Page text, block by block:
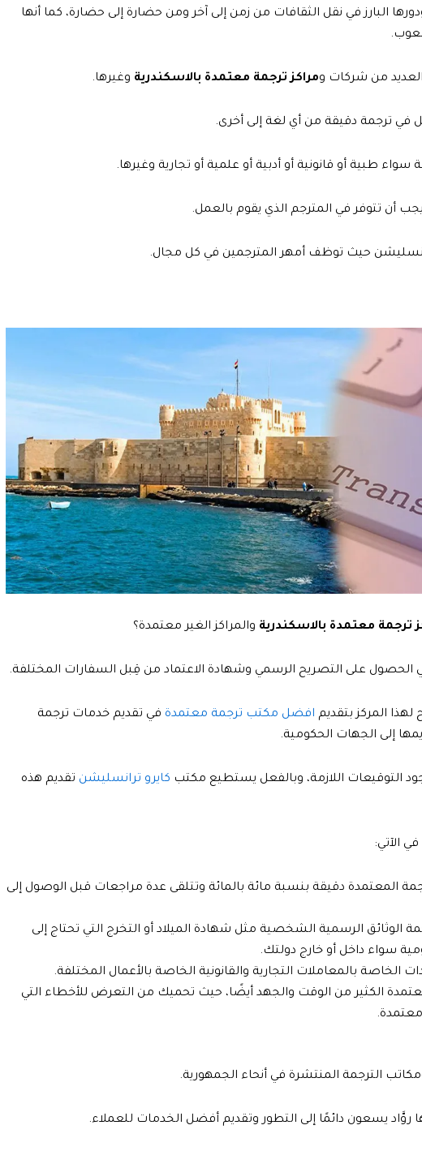
البارز في نقل الثقافات من زمن إلى آخر ومن حضارة إلى حضارة، كما أنها
من شركات ومراكز ترجمة معتمدة بالاسكندرية وغيرها.
في ترجمة دقيقة من أي لغة إلى أخرى.
طبية أو قانونية أو أدبية أو علمية أو تجارية وغيرها.
أن تتوفر في المترجم الذي يقوم بالعمل.
حيث توظف أمهر المترجمين في كل مجال.
ترجمة معتمدة بالاسكندرية والمراكز الغير معتمدة؟
الحصول على التصريح الرسمي وشهادة الاعتماد من قِبل السفارات المختلفة.
المركز بتقديم افضل مكتب ترجمة معتمدة في تقديم خدمات ترجمة
إلى الجهات الحكومية.
التوقيعات اللازمة، وبالفعل يستطيع مكتب كايرو ترانسليشن تقديم هذه
الآتي:
المعتمدة دقيقة بنسبة مائة بالمائة وتتلقى عدة مراجعات قبل الوصول إلى
الوثائق الرسمية الشخصية مثل شهادة الميلاد أو التخرج التي تحتاج إلى
سواء داخل أو خارج دولتك.
الخاصة بالمعاملات التجارية والقانونية الخاصة بالأعمال المختلفة.
الكثير من الوقت والجهد أيضًا، حيث تحميك من التعرض للأخطاء التي
معتمدة.
الترجمة المنتشرة في أنحاء الجمهورية.
يسعون دائمًا إلى التطور وتقديم أفضل الخدمات للعملاء.